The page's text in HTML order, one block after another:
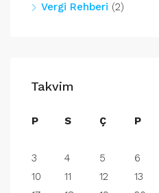
Vergi Rehberi (2)
Takvim
P S Ç P
3
4 5 6
10
11 12 13